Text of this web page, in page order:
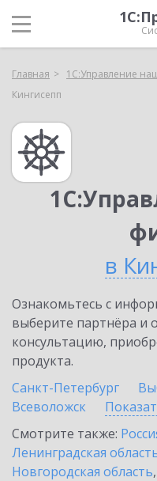
Главная 1С:Управление
Кингисепп
в
Ознакомьтесь с
выберите партнёра и
консультацию,
продукта.
Санкт-Петербург
Всеволожск
Смотрите также:
Ленинградская
Новгородская область,